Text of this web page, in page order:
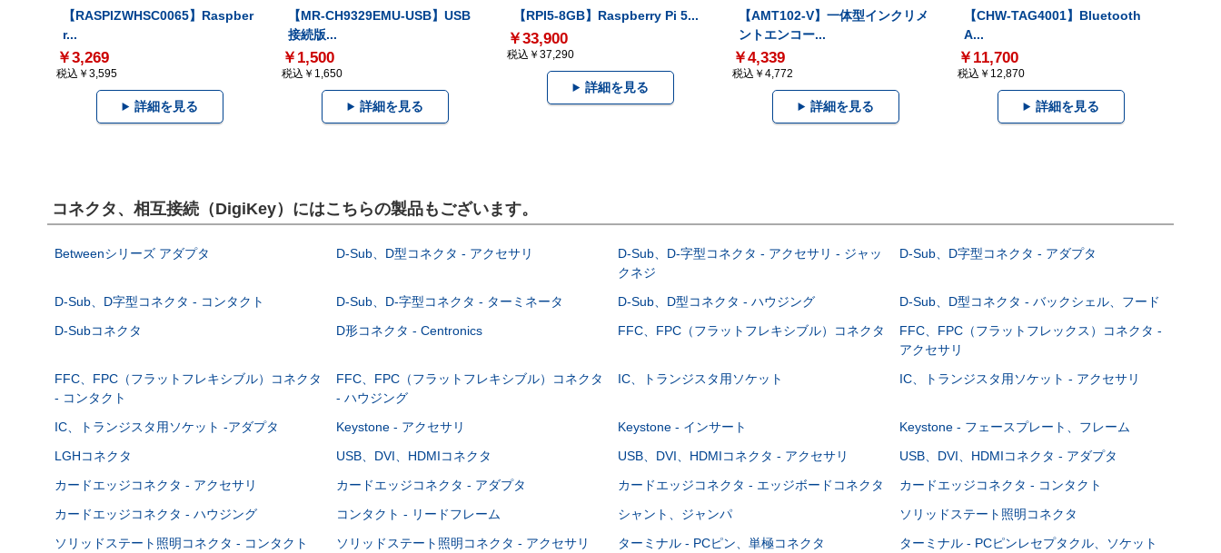
【RASPIZWHSC0065】Raspber
r...
￥3,269
税込￥3,595
詳細を見る
【MR-CH9329EMU-USB】USB
接続版...
￥1,500
税込￥1,650
詳細を見る
【RPI5-8GB】Raspberry Pi 5...
￥33,900
税込￥37,290
詳細を見る
【AMT102-V】一体型インクリメ
ントエンコー...
￥4,339
税込￥4,772
詳細を見る
【CHW-TAG4001】Bluetooth
A...
￥11,700
税込￥12,870
詳細を見る
コネクタ、相互接続（DigiKey）にはこちらの製品もございます。
Betweenシリーズ アダプタ D-Sub、D型コネクタ - アクセサリ
D-Sub、D-字型コネクタ - アクセサリ - ジャッ
クネジ
D-Sub、D字型コネクタ - アダプタ
D-Sub、D字型コネクタ - コンタクト D-Sub、D-字型コネクタ - ターミネータ D-Sub、D型コネクタ - ハウジング
D-Sub、D型コネクタ - バックシェル、フード
D-Subコネクタ
D形コネクタ - Centronics FFC、FPC（フラットフレキシブル）コネクタ
FFC、FPC（フラットフレックス）コネクタ -
アクセサリ
FFC、FPC（フラットフレキシブル）コネクタ
- コンタクト
FFC、FPC（フラットフレキシブル）コネクタ
- ハウジング
IC、トランジスタ用ソケット IC、トランジスタ用ソケット - アクセサリ
IC、トランジスタ用ソケット -アダプタ Keystone - アクセサリ Keystone - インサート
Keystone - フェースプレート、フレーム
LGHコネクタ
USB、DVI、HDMIコネクタ USB、DVI、HDMIコネクタ - アクセサリ
USB、DVI、HDMIコネクタ - アダプタ
カードエッジコネクタ - アクセサリ
カードエッジコネクタ - アダプタ カードエッジコネクタ - エッジボードコネクタ
カードエッジコネクタ - コンタクト
カードエッジコネクタ - ハウジング
コンタクト - リードフレーム シャント、ジャンパ
ソリッドステート照明コネクタ
ソリッドステート照明コネクタ - コンタクト
ソリッドステート照明コネクタ - アクセサリ ターミナル - PCピン、単極コネクタ
ターミナル - PCピンレセプタクル、ソケット